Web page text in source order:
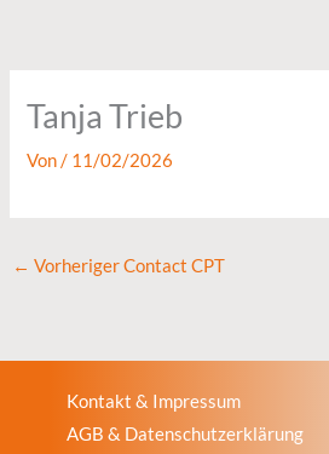
Tanja Trieb
Von/ 11/02/2026
← Vorheriger Contact CPT
Kontakt & Impressum
AGB & Datenschutzerklärung